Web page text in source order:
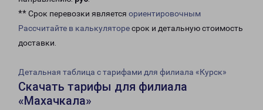
** Срок перевозки является ориентировочным
Рассчитайте в калькуляторесрок и детальную стоимость
доставки.
Детальная таблица с тарифами для филиала «Курск»
Скачать тарифы для филиала
«Махачкала»